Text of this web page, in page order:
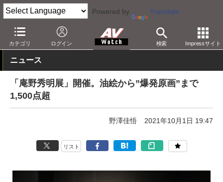
Powered by Translate
カテゴリ ログイン 検索 Impressサイト
AV Watch イベント
ニュース
「庵野秀明展」開催。油絵から”爆発原画”まで
1,500点超
野澤佳悟 2021年10月1日 19:47
リスト